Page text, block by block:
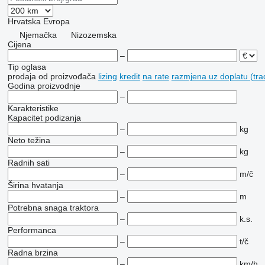
Hrvatska Evropa
Njemačka
Nizozemska
Cijena
–
Tip oglasa
prodaja od proizvođača lizing kredit na rate razmjena uz doplatu
Godina proizvodnje
–
Karakteristike
Kapacitet podizanja
–
kg
Neto težina
–
kg
Radnih sati
–
m/č
Širina hvatanja
–
m
Potrebna snaga traktora
–
k.s.
Performanca
–
t/č
Radna brzina